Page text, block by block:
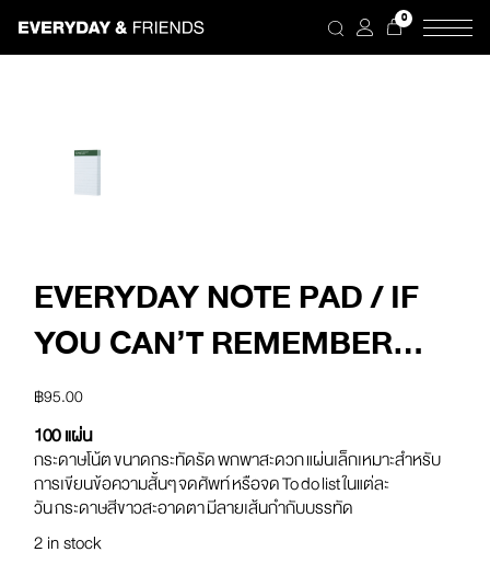
the
0
EVERYDAY NOTE PAD / IF
YOU CAN’T REMEMBER
TAKE SOME NOTES
(GREEN)
฿95.00
100 แผ่น
กระดาษโน้ต ขนาดกระทัดรัด พกพาสะดวก แผ่นเล็กเหมาะสําหรับ
การเขียนข้อความสั้นๆ จดศัพท์ หรือจด To do list ในแต่ละ
วัน กระดาษสีขาวสะอาดตา มีลายเส้นกำกับบรรทัด
2 in stock